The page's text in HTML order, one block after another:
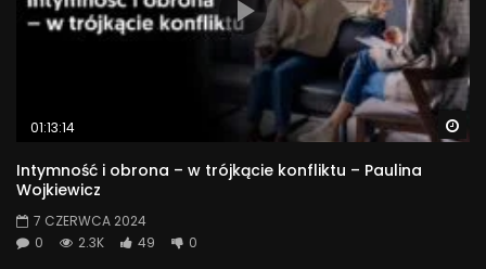
01:13:14
Intymność i obrona – w trójkącie konfliktu – Paulina
Wojkiewicz
7 CZERWCA 2024
0
2.3K 49 0